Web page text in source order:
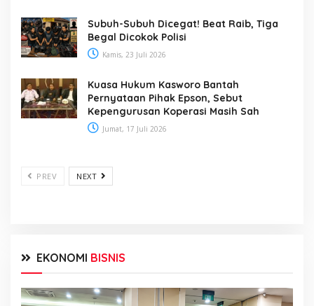
Subuh-Subuh Dicegat! Beat Raib, Tiga
Begal Dicokok Polisi
Kamis, 23 Juli 2026
Kuasa Hukum Kasworo Bantah
Pernyataan Pihak Epson, Sebut
Kepengurusan Koperasi Masih Sah
Jumat, 17 Juli 2026
PREV NEXT
EKONOMI BISNIS